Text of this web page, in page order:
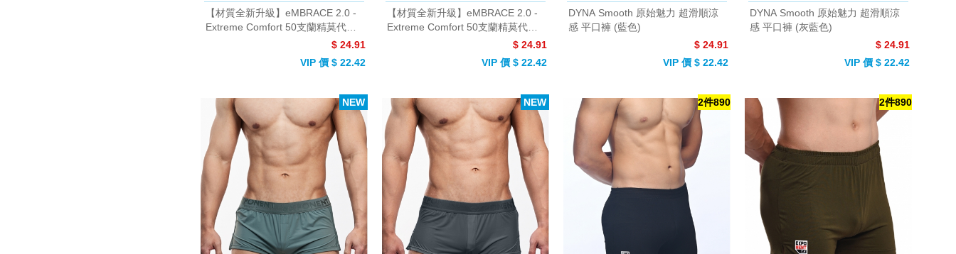
【材質全新升級】eMBRACE 2.0 -
Extreme Comfort 50支蘭精莫代爾
$ 24.91
VIP 價 $ 22.42
【材質全新升級】eMBRACE 2.0 -
Extreme Comfort 50支蘭精莫代爾
$ 24.91
VIP 價 $ 22.42
DYNA Smooth 原始魅力 超滑順涼
感 平口褲 (藍色)
$ 24.91
VIP 價 $ 22.42
DYNA Smooth 原始魅力 超滑順涼
感 平口褲 (灰藍色)
$ 24.91
VIP 價 $ 22.42
NEW NEW 2件890 2件890